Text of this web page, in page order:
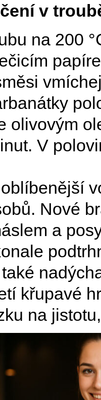
v
na 200
olivovým
V
Nové
a
křupavé
na